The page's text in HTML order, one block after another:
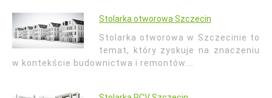
Stolarka otworowa Szczecin
Stolarka otworowa w Szczecinie to
temat, który zyskuje na znaczeniu
w kontekście budownictwa i remontów.…